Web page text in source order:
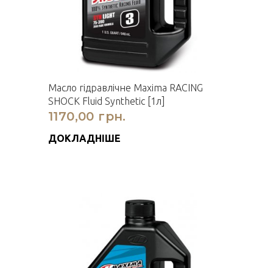
Масло гідравлічне Maxima RACING
SHOCK Fluid Synthetic [1л]
1170,00 грн.
ДОКЛАДНІШЕ